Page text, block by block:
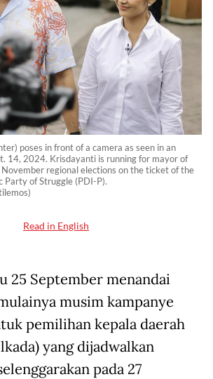
poses in front of a camera as seen in an
14, 2024. Krisdayanti is running for mayor of
regional elections on the ticket of the
Party of Struggle (PDI-P).
Read in English
25 September menandai
musim kampanye
pemilihan kepala daerah
yang dijadwalkan
pada 27